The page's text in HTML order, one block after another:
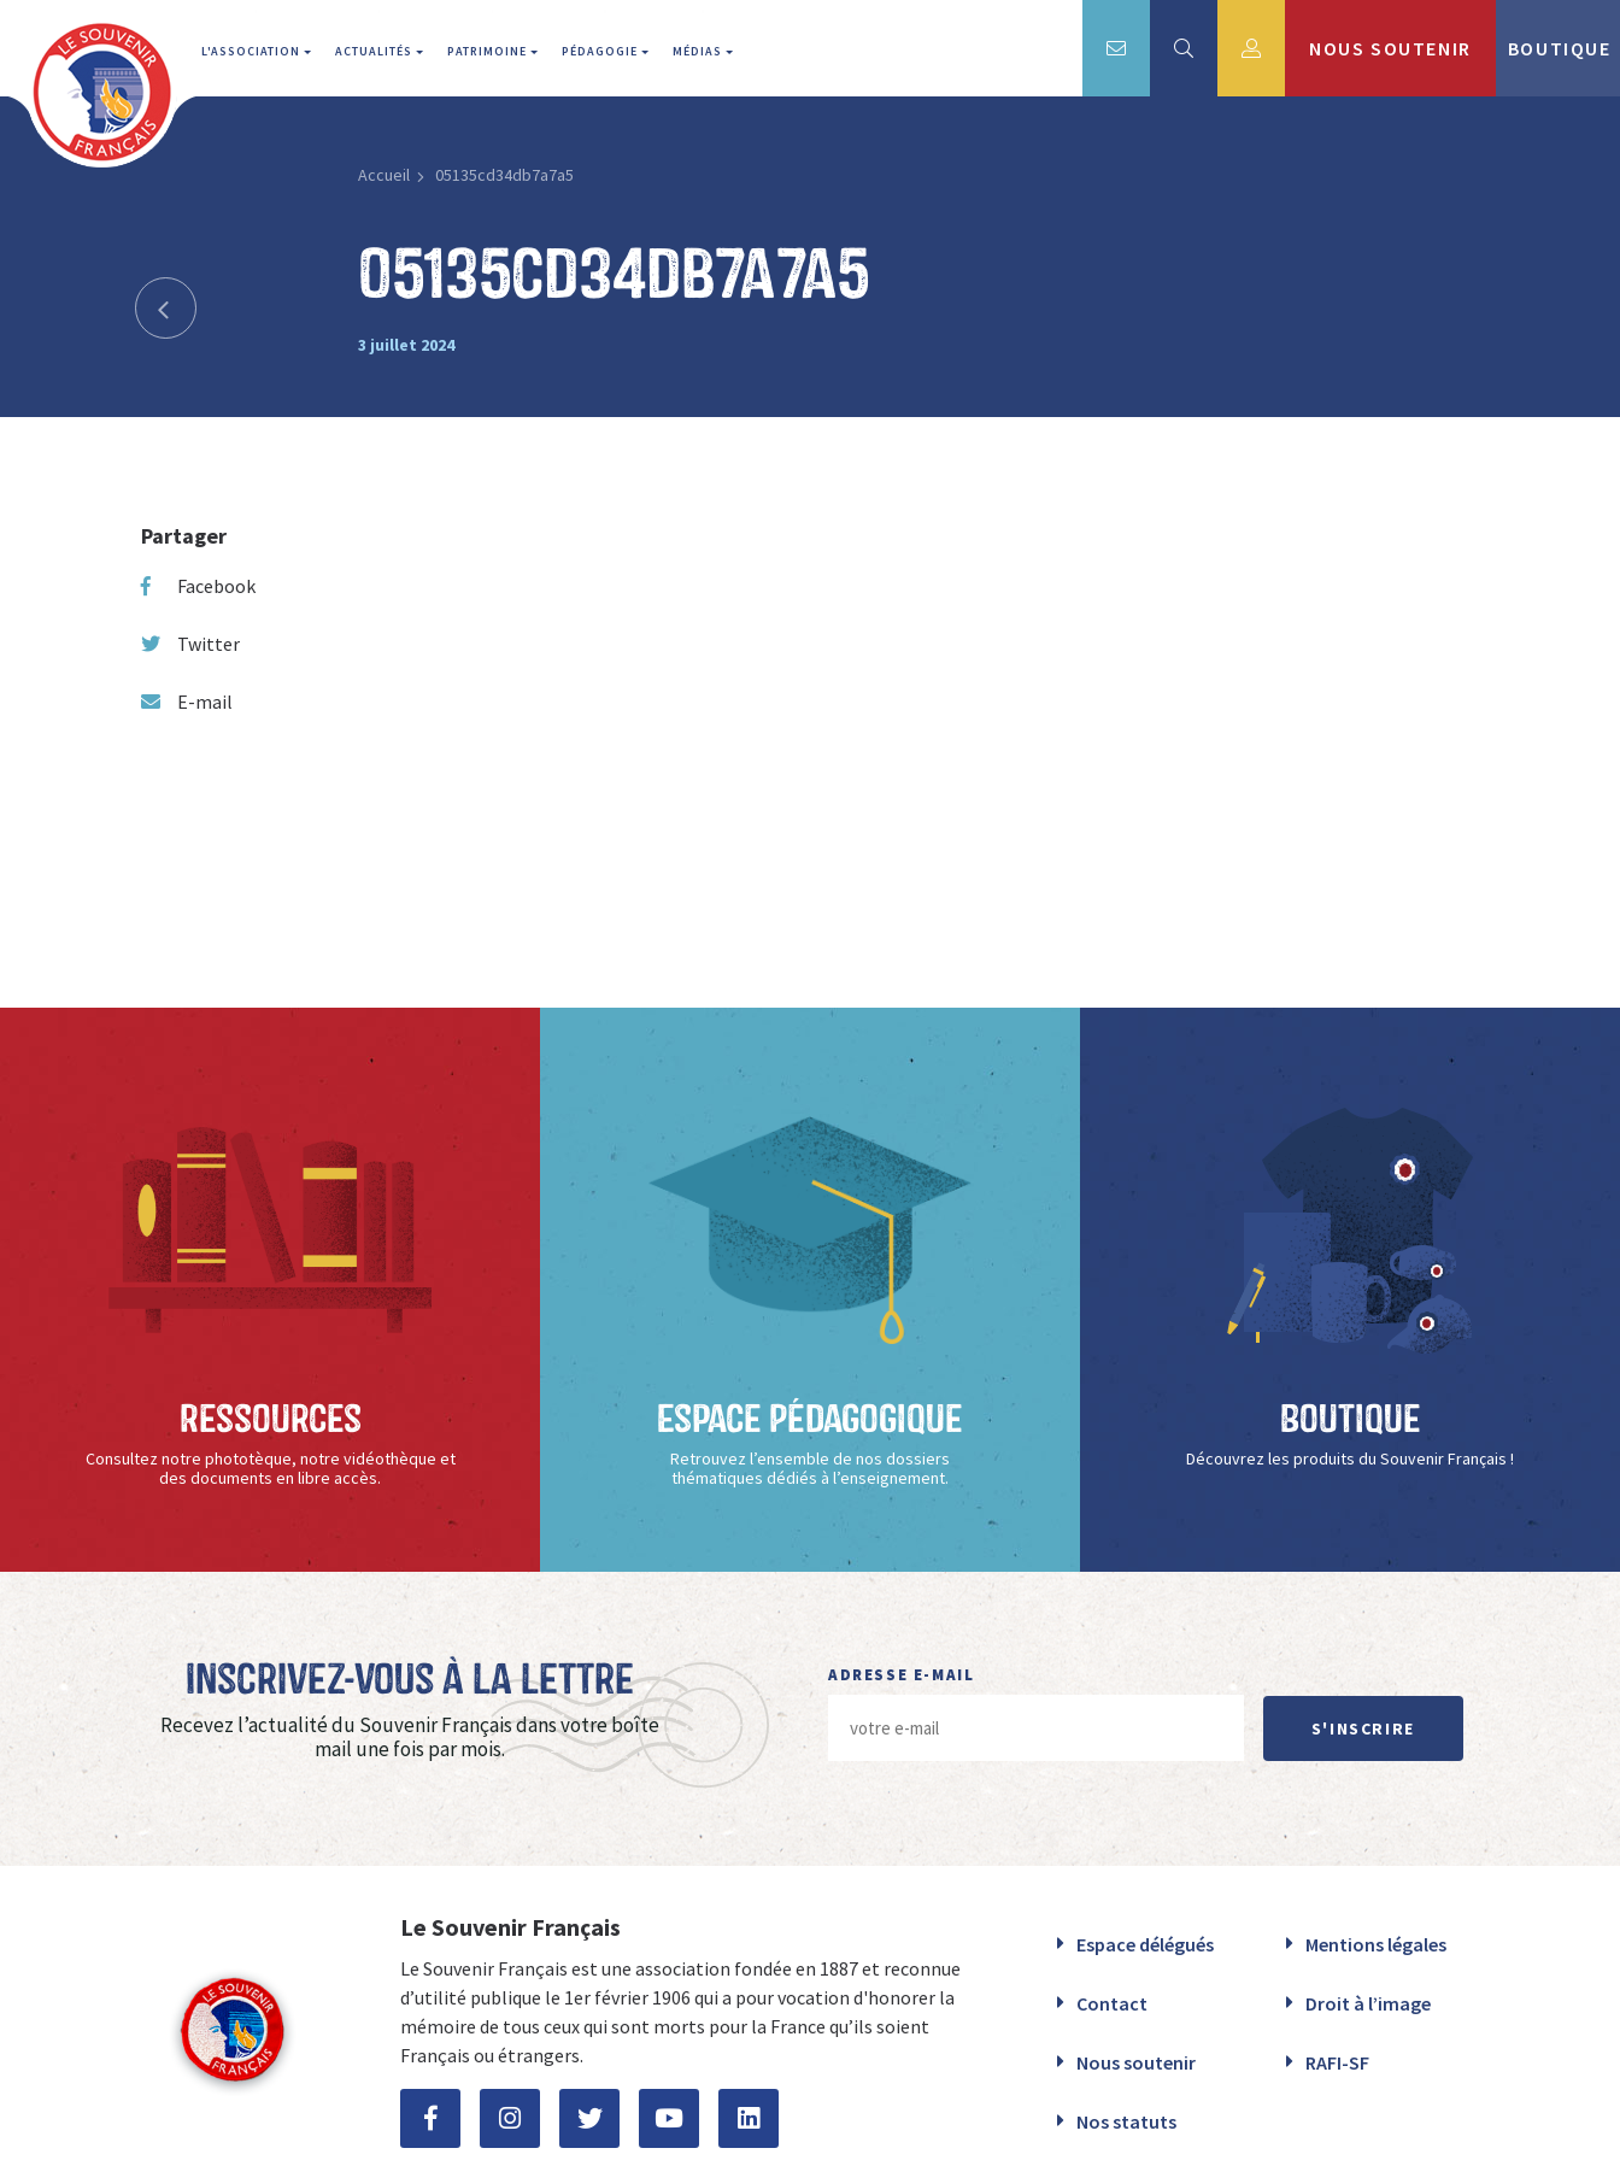
L'ASSOCIATION ACTUALITÉS PATRIMOINE PÉDAGOGIE MÉDIAS NOUS SOUTENIR BOUTIQUE
Accueil 05135cd34db7a7a5
05135cd34db7a7a5
3 juillet 2024
Partager
Facebook
Twitter
E-mail
Ressources
Consultez notre phototèque, notre vidéothèque et
des documents en libre accès.
Espace Pédagogique
Retrouvez l’ensemble de nos dossiers
thématiques dédiés à l’enseignement.
Boutique
Découvrez les produits du Souvenir Français !
Inscrivez-vous à La Lettre
Recevez l’actualité du Souvenir Français dans votre boîte
mail une fois par mois.
ADRESSE E-MAIL
S'INSCRIRE
Le Souvenir Français
Le Souvenir Français est une association fondée en 1887 et reconnue
d’utilité publique le 1er février 1906 qui a pour vocation d'honorer la
mémoire de tous ceux qui sont morts pour la France qu’ils soient
Français ou étrangers.
Espace délégués Mentions légales
Contact Droit à l’image
Nous soutenir RAFI-SF
Nos statuts